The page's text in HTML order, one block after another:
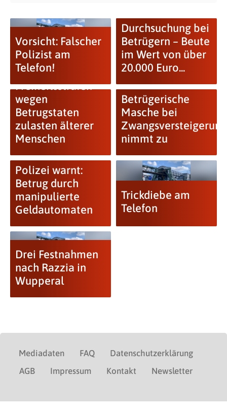
Vorsicht: Falscher
Polizist am
Telefon!
Durchsuchung bei
Betrügern – Beute
im Wert von über
20.000 Euro...
Mehrjährige
Freiheitsstrafen
wegen
Betrugstaten
zulasten älterer
Menschen
Betrügerische
Masche bei
nimmt zu
Polizei warnt:
Betrug durch
manipulierte
Geldautomaten
Trickdiebe am
Telefon
Drei Festnahmen
nach Razzia in
Wupperal
Mediadaten FAQ
Datenschutzerklärung
AGB
Impressum Kontakt Newsletter